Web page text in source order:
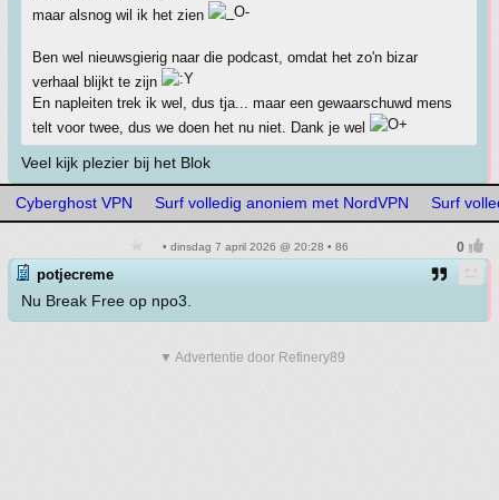
maar alsnog wil ik het zien
Ben wel nieuwsgierig naar die podcast, omdat het zo'n bizar
verhaal blijkt te zijn
En napleiten trek ik wel, dus tja... maar een gewaarschuwd mens
telt voor twee, dus we doen het nu niet. Dank je wel
Veel kijk plezier bij het Blok
Cyberghost VPN Surf volledig anoniem met NordVPN Surf
• dinsdag 7 april 2026 @ 20:28 • 86
potjecreme
Nu Break Free op npo3.
▼ Advertentie door Refinery89